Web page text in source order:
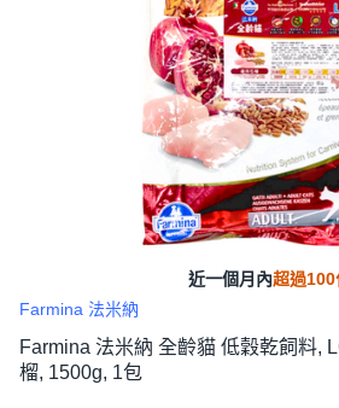
近一個月內超過100
Farmina 法米納
Farmina 法米納 全齡貓 低穀乾飼料,
榴, 1500g, 1包